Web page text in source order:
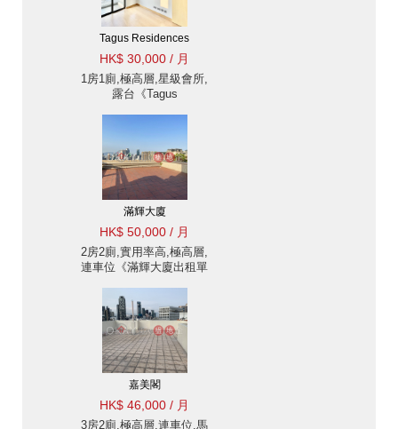
Tagus Residences
HK$ 30,000 / 月
1房1廁,極高層,星級會所,
露台《Tagus
滿輝大廈
HK$ 50,000 / 月
2房2廁,實用率高,極高層,
連車位《滿輝大廈出租單
嘉美閣
HK$ 46,000 / 月
3房2廁,極高層,連車位,馬